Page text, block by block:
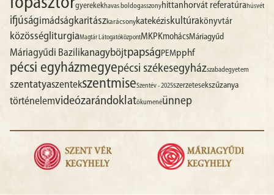
gyerekekhavas boldogasszonyhittanhorvát referatúrahúsvét
ifjúságimádságkaritászkarácsonykatekéziskultúrakönyvtár
közösségliturgiaMagtár LátogatóközpontMKPKmohácsMáriagyűd
Máriagyűdi BazilikanagyböjtpapságPEMpphf
pécsi egyházmegyepécsi székesegyházszabadegyetem
szentatyaszentekszentmiseSzentév - 2025szerzetesekszűzanya
történelemvideózarándoklatökumenéünnep